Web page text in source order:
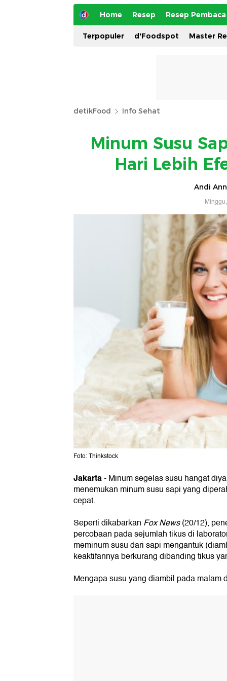
Home Resep Resep Pembaca
Terpopuler d'Foodspot Master
detikFood Info Sehat
Minum Susu
Hari Lebih
Andi
Foto: Thinkstock
Jakarta- Minum segelas susu hangat
menemukan minum susu sapi yang
cepat.
Seperti dikabarkan Fox News(20/12),
percobaan pada sejumlah tikus di
meminum susu dari sapi mengantuk
keaktifannya berkurang dibanding tikus
Mengapa susu yang diambil pada